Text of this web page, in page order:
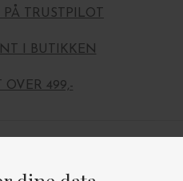
TRUSTPILOT
I BUTIKKEN
OVER 499,-